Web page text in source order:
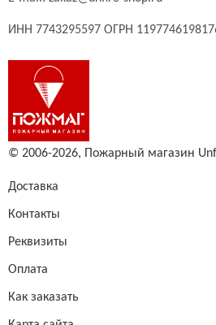
ИНН 7743295597 ОГРН
© 2006-2026, Пожарный магазин
Доставка
Контакты
Реквизиты
Оплата
Как заказать